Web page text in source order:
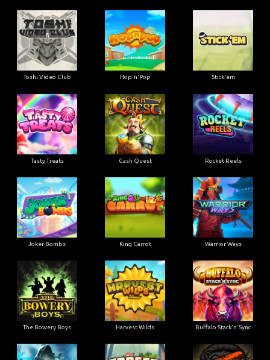
Toshi Video Club Hop'n'Pop Stick'em
Tasty Treats Cash Quest Rocket Reels
Joker Bombs King Carrot Warrior Ways
The Bowery Boys Harvest Wilds Buffalo Stack'n'Sync